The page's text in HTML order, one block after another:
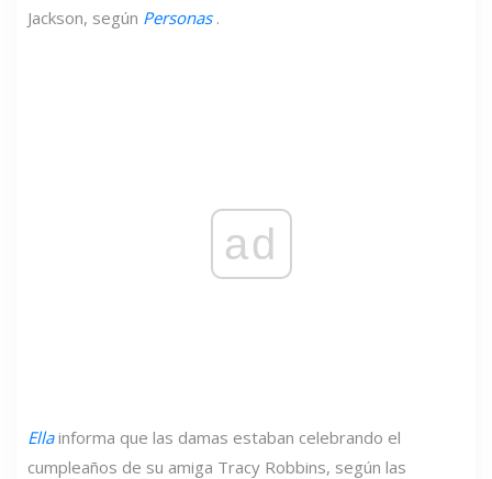
Jackson, según Personas .
ad
Ella informa que las damas estaban celebrando el
cumpleaños de su amiga Tracy Robbins, según las